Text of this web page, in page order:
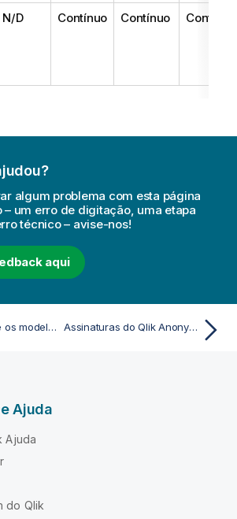
N/D Contínuo Contínuo Contínuo
algum problema com esta página
– um erro de digitação, uma etapa
técnico – avise-nos!
aqui
Diferenças entre os modelos de assinatura do Qlik Cloud Analytics Assinaturas do Qlik Anonymous Access
Ajuda
Ajuda
do Qlik